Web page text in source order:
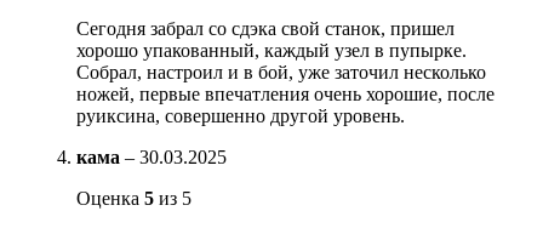
Сегодня забрал со сдэка свой станок, пришел
хорошо упакованный, каждый узел в пупырке.
Собрал, настроил и в бой, уже заточил несколько
ножей, первые впечатления очень хорошие, после
руиксина, совершенно другой уровень.
кама – 30.03.2025
Оценка 5 из 5